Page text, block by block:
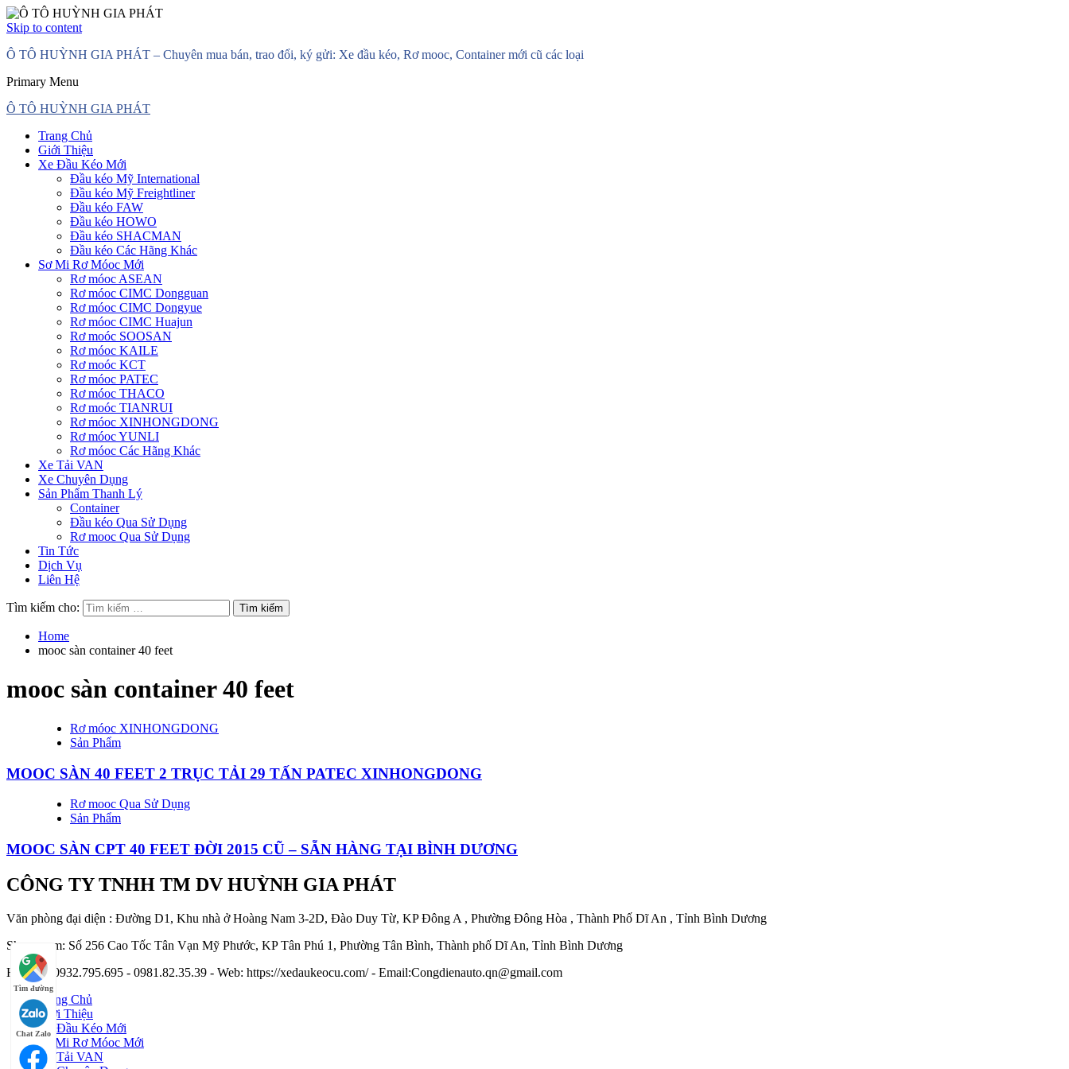
Skip to content
Ô TÔ HUỲNH GIA PHÁT – Chuyên mua bán, trao đổi, ký gửi: Xe đầu kéo, Rơ mooc, Container mới cũ các loại
Primary Menu
Ô TÔ HUỲNH GIA PHÁT
Trang Chủ
Giới Thiệu
Xe Đầu Kéo Mới
Đầu kéo Mỹ International
Đầu kéo Mỹ Freightliner
Đầu kéo FAW
Đầu kéo HOWO
Đầu kéo SHACMAN
Đầu kéo Các Hãng Khác
Sơ Mi Rơ Móoc Mới
Rơ móoc ASEAN
Rơ móoc CIMC Dongguan
Rơ móoc CIMC Dongyue
Rơ móoc CIMC Huajun
Rơ moóc SOOSAN
Rơ móoc KAILE
Rơ moóc KCT
Rơ móoc PATEC
Rơ móoc THACO
Rơ moóc TIANRUI
Rơ móoc XINHONGDONG
Rơ móoc YUNLI
Rơ móoc Các Hãng Khác
Xe Tải VAN
Xe Chuyên Dụng
Sản Phẩm Thanh Lý
Container
Đầu kéo Qua Sử Dụng
Rơ mooc Qua Sử Dụng
Tin Tức
Dịch Vụ
Liên Hệ
Tìm kiếm cho:
Home
mooc sàn container 40 feet
mooc sàn container 40 feet
Rơ móoc XINHONGDONG
Sản Phẩm
MOOC SÀN 40 FEET 2 TRỤC TẢI 29 TẤN PATEC XINHONGDONG
Rơ mooc Qua Sử Dụng
Sản Phẩm
MOOC SÀN CPT 40 FEET ĐỜI 2015 CŨ – SẴN HÀNG TẠI BÌNH DƯƠNG
CÔNG TY TNHH TM DV HUỲNH GIA PHÁT
Văn phòng đại diện : Đường D1, Khu nhà ở Hoàng Nam 3-2D, Đào Duy Từ, KP Đông A , Phường Đông Hòa , Thành Phố Dĩ An , Tỉnh Bình Dương
Showroom: Số 256 Cao Tốc Tân Vạn Mỹ Phước, KP Tân Phú 1, Phường Tân Bình, Thành phố Dĩ An, Tỉnh Bình Dương
Hotline : 0932.795.695 - 0981.82.35.39 - Web: https://xedaukeocu.com/ - Email:Congdienauto.qn@gmail.com
Tìm đường
Chat Zalo
Trang Chủ
Giới Thiệu
Xe Đầu Kéo Mới
Sơ Mi Rơ Móoc Mới
Xe Tải VAN